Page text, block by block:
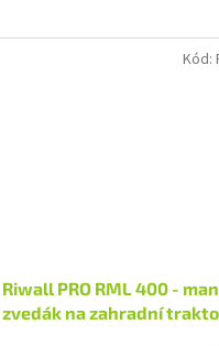
Riwall PRO RML 400 -
zvedák na zahradní
Kód: